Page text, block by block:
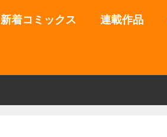
新着コミックス 連載作品